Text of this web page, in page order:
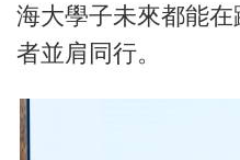
海大學子未來都能
者並肩同行。